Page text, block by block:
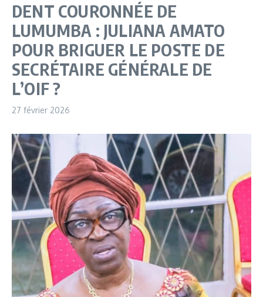
DENT COURONNÉE DE
LUMUMBA : JULIANA AMATO
POUR BRIGUER LE POSTE DE
SECRÉTAIRE GÉNÉRALE DE
L’OIF ?
27 février 2026